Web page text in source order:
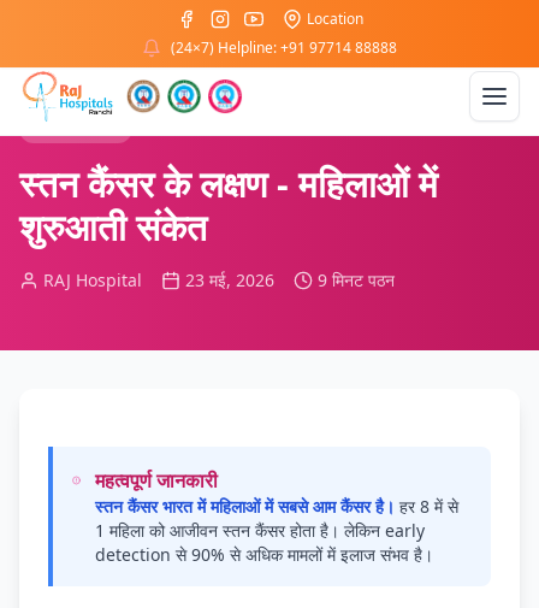
Location
(24×7) Helpline: +91 97714 88888
कैंसर जागरूकता
स्तन कैंसर के लक्षण - महिलाओं में
शुरुआती संकेत
RAJ Hospital 23 मई, 2026 9 मिनट पठन
महत्वपूर्ण जानकारी
स्तन कैंसर भारत में महिलाओं में सबसे आम कैंसर है। हर 8 में से
1 महिला को आजीवन स्तन कैंसर होता है। लेकिन early
detection से 90% से अधिक मामलों में इलाज संभव है।